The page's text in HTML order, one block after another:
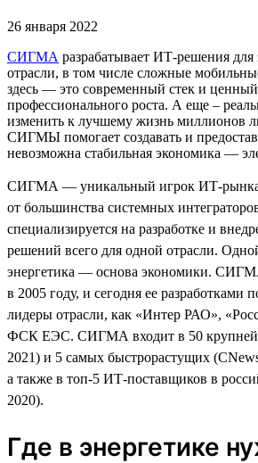
26 января 2022
СИГМА разрабатывает ИТ-решения для
отрасли, в том числе сложные
здесь — это современный стек и
профессионального роста. А еще –
изменить к лучшему жизнь миллионов
СИГМЫ помогает создавать и
невозможна стабильная экономика —
СИГМА — уникальный игрок ИТ-
от большинства системных
специализируется на разработке и
решений всего для одной отрасли.
энергетика — основа экономики.
в 2005 году, и сегодня ее разработками
лидеры отрасли, как «Интер РАО»,
ФСК ЕЭС. СИГМА входит в 50
2021) и 5 самых быстрорастущих
а также в топ-5 ИТ-поставщиков в
2020).
Где в энергетике